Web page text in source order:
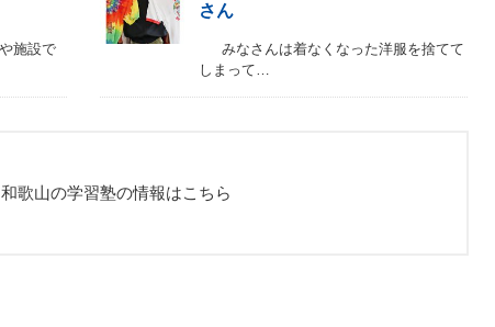
施設で
さん
みなさんは着なくなった洋服を捨てて
しまって…
和歌山の学習塾の情報はこちら